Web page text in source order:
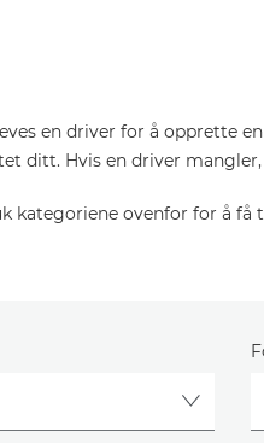
en driver for å opprette
ditt. Hvis en driver
kategoriene ovenfor for å